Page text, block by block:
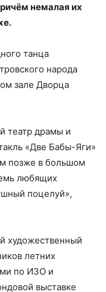
немалая их
танца
народа
зале Дворца
театр драмы и
«Две Бабы-Яги»
позже в большом
любящих
поцелуй»,
художественный
летних
по ИЗО и
выставке